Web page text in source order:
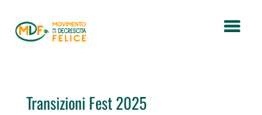
Transizioni Fest 2025